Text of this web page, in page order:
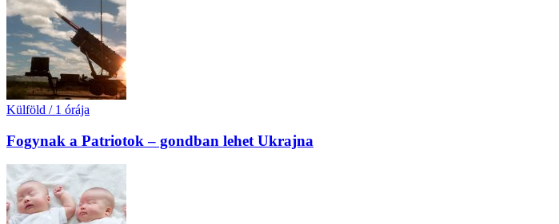
Külföld / 1 órája
Fogynak a Patriotok – gondban lehet Ukrajna